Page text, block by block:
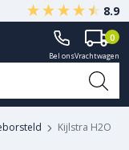
Gegarandeerd A-kwaliteit
8.9
Bel onsVrachtwagen
0
Kijlstra H2O